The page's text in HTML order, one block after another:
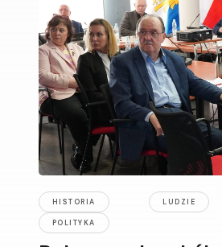
HISTORIA LUDZIE
POLITYKA